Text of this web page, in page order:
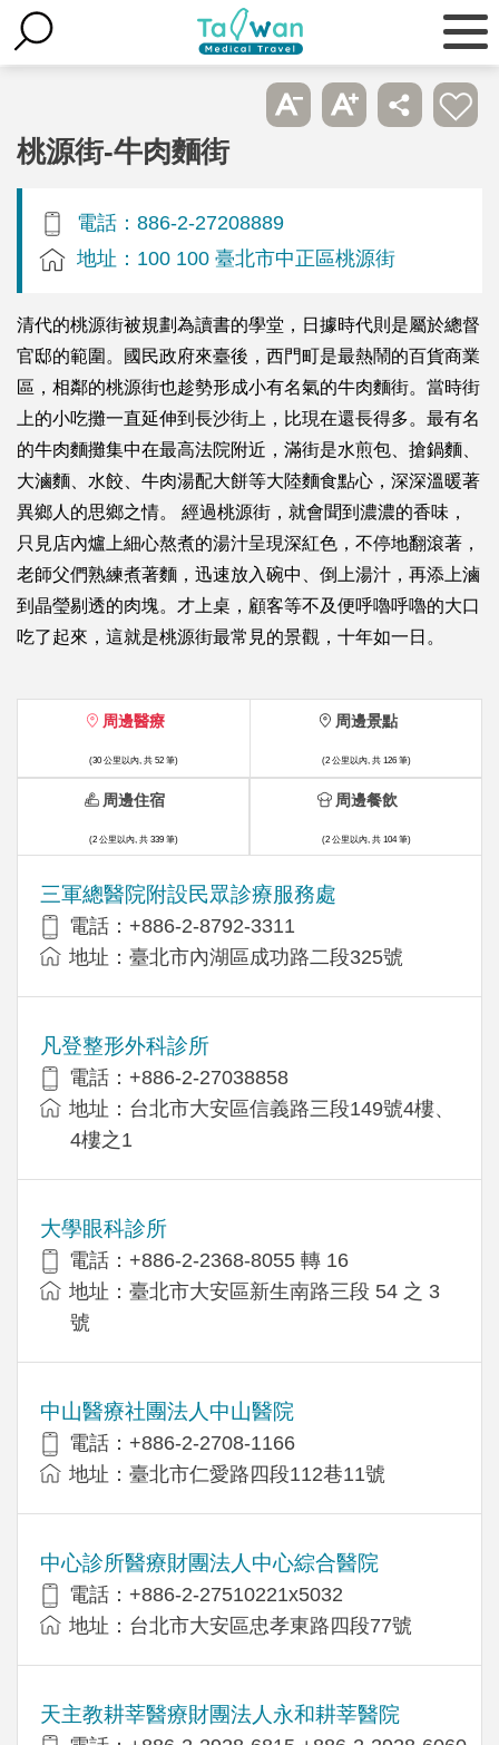
桃源街-牛肉麵街
電話：886-2-27208889
地址：100 100 臺北市中正區桃源街
清代的桃源街被規劃為讀書的學堂，日據時代則是屬於總督
官邸的範圍。國民政府來臺後，西門町是最熱鬧的百貨商業
區，相鄰的桃源街也趁勢形成小有名氣的牛肉麵街。當時街
上的小吃攤一直延伸到長沙街上，比現在還長得多。最有名
的牛肉麵攤集中在最高法院附近，滿街是水煎包、搶鍋麵、
大滷麵、水餃、牛肉湯配大餅等大陸麵食點心，深深溫暖著
異鄉人的思鄉之情。 經過桃源街，就會聞到濃濃的香味，
只見店內爐上細心熬煮的湯汁呈現深紅色，不停地翻滾著，
老師父們熟練煮著麵，迅速放入碗中、倒上湯汁，再添上滷
到晶瑩剔透的肉塊。才上桌，顧客等不及便呼嚕呼嚕的大口
吃了起來，這就是桃源街最常見的景觀，十年如一日。
周邊醫療
(30 公里以內, 共 52 筆)
三軍總醫院附設民眾診療服務處
電話：+886-2-8792-3311
地址：臺北市內湖區成功路二段325號
凡登整形外科診所
電話：+886-2-27038858
地址：台北市大安區信義路三段149號4樓、
4樓之1
大學眼科診所
電話：+886-2-2368-8055 轉 16
地址：臺北市大安區新生南路三段 54 之 3
號
中山醫療社團法人中山醫院
電話：+886-2-2708-1166
地址：臺北市仁愛路四段112巷11號
中心診所醫療財團法人中心綜合醫院
電話：+886-2-27510221x5032
地址：台北市大安區忠孝東路四段77號
天主教耕莘醫療財團法人永和耕莘醫院
周邊景點
(2 公里以內, 共 126 筆)
周邊住宿
(2 公里以內, 共 339 筆)
周邊餐飲
(2 公里以內, 共 104 筆)